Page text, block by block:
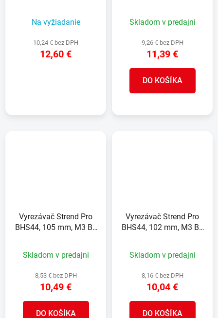
Na vyžiadanie
10,24 € bez DPH
12,60 €
Skladom v predajni
9,26 € bez DPH
11,39 €
DO KOŠÍKA
Vyrezávač Strend Pro
BHS44, 105 mm, M3 Bi-
Skladom v predajni
8,53 € bez DPH
10,49 €
DO KOŠÍKA
Vyrezávač Strend Pro
BHS44, 102 mm, M3 Bi-
Skladom v predajni
8,16 € bez DPH
10,04 €
DO KOŠÍKA